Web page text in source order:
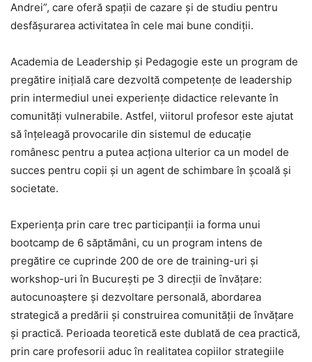
Andrei”, care oferă spaţii de cazare şi de studiu pentru
desfăşurarea activitatea în cele mai bune condiţii.
Academia de Leadership şi Pedagogie este un program de
pregătire iniţială care dezvoltă competenţe de leadership
prin intermediul unei experienţe didactice relevante în
comunităţi vulnerabile. Astfel, viitorul profesor este ajutat
să înţeleagă provocarile din sistemul de educaţie
românesc pentru a putea acţiona ulterior ca un model de
succes pentru copii şi un agent de schimbare în şcoală şi
societate.
Experienţa prin care trec participanţii ia forma unui
bootcamp de 6 săptămâni, cu un program intens de
pregătire ce cuprinde 200 de ore de training-uri şi
workshop-uri în Bucureşti pe 3 direcţii de învăţare:
autocunoaştere şi dezvoltare personală, abordarea
strategică a predării şi construirea comunităţii de învăţare
şi practică. Perioada teoretică este dublată de cea practică,
prin care profesorii aduc în realitatea copiilor strategiile